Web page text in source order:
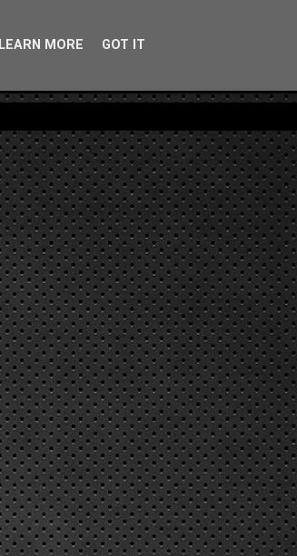
LEARN MORE GOT IT